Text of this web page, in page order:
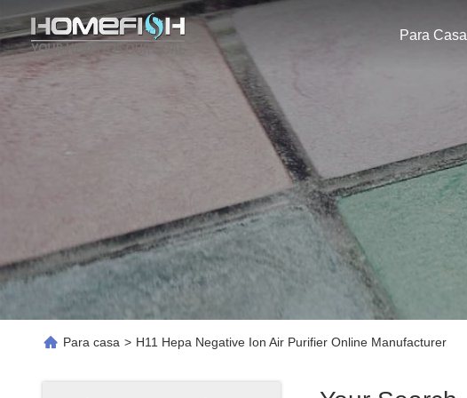
Para Casa
Para casa > H11 Hepa Negative Ion Air Purifier Online Manufacturer